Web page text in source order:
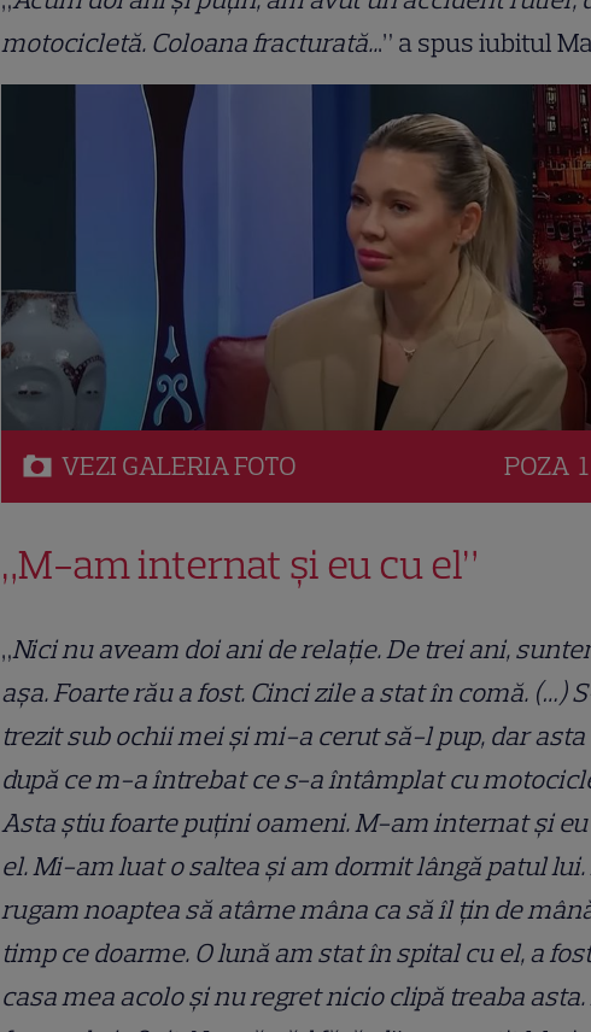
motocicletă. Coloana fracturată...” a spus iubitul
VEZI GALERIAFOTO POZA
„M-am internat și eu cu el”
„Nici nu aveam doi ani de relație. De trei ani,
așa. Foarte rău a fost. Cinci zile a stat în comă. (…)
trezit sub ochii mei și mi-a cerut să-l pup, dar asta
după ce m-a întrebat ce s-a întâmplat cu
Asta știu foarte puțini oameni. M-am internat și
el. Mi-am luat o saltea și am dormit lângă patul lui.
rugam noaptea să atârne mâna ca să îl țin de
timp ce doarme. O lună am stat în spital cu el, a
casa mea acolo și nu regret nicio clipă treaba asta.